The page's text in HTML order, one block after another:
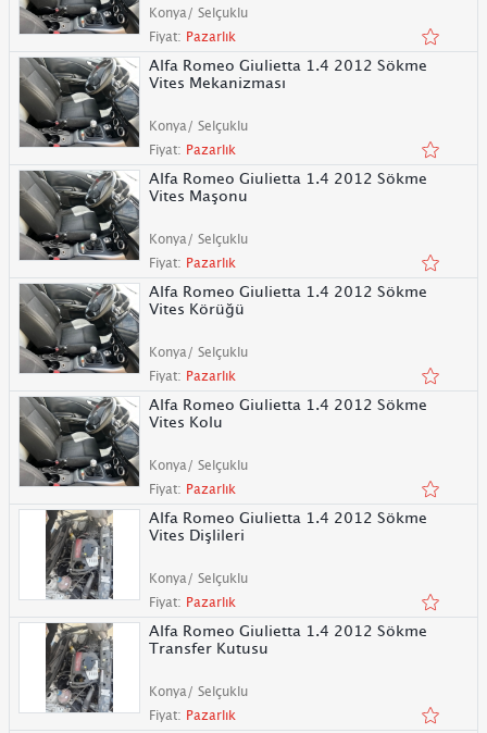
Konya/ Selçuklu
Fiyat: Pazarlık
Alfa Romeo Giulietta 1.4 2012 Sökme
Vites Mekanizması
Konya/ Selçuklu
Fiyat: Pazarlık
Alfa Romeo Giulietta 1.4 2012 Sökme
Vites Maşonu
Konya/ Selçuklu
Fiyat: Pazarlık
Alfa Romeo Giulietta 1.4 2012 Sökme
Vites Körüğü
Konya/ Selçuklu
Fiyat: Pazarlık
Alfa Romeo Giulietta 1.4 2012 Sökme
Vites Kolu
Konya/ Selçuklu
Fiyat: Pazarlık
Alfa Romeo Giulietta 1.4 2012 Sökme
Vites Dişlileri
Konya/ Selçuklu
Fiyat: Pazarlık
Alfa Romeo Giulietta 1.4 2012 Sökme
Transfer Kutusu
Konya/ Selçuklu
Fiyat: Pazarlık